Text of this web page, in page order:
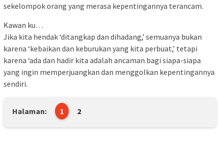
sekelompok orang yang merasa kepentingannya terancam.
Kawan ku…
Jika kita hendak ‘ditangkap dan dihadang,’ semuanya bukan
karena ‘kebaikan dan keburukan yang kita perbuat,’ tetapi
karena ‘ada dan hadir kita adalah ancaman bagi siapa-siapa
yang ingin memperjuangkan dan menggolkan kepentingannya
sendiri.
Halaman: 1 2